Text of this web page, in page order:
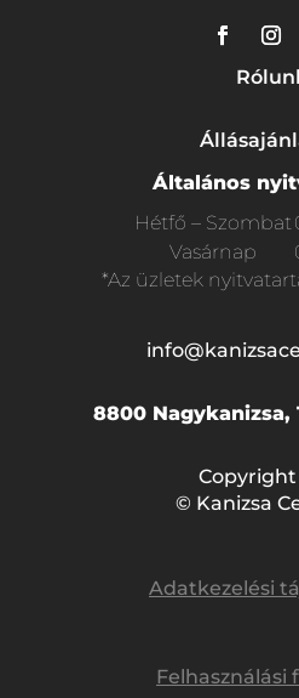
Általános
Hétfő – Szombat
Vasárnap
*Az üzletek
8800 Nagykanizsa,
Copyright
© Kanizsa
Adatkezelési
Felhasználási